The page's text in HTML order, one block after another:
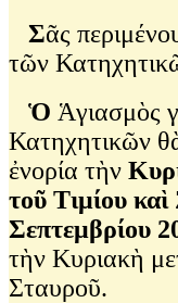
Σᾶς
τῶν
Ὁ Ἁγιασμὸς
Κατηχητικῶν
ἐνορία τὴν
τοῦ Τιμίου
Σεπτεμβρίου
τὴν Κυριακὴ
Σταυροῦ.